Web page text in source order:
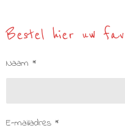
Bestel hier uw
Naam *
E-mailadres *